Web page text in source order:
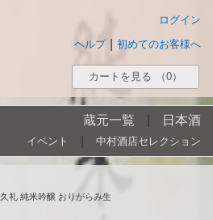
ログイン
初めてのお客様へ
ヘルプ
カートを見る （0）
蔵元一覧 日本酒
イベント 中村酒店セレクション
久礼 純米吟醸 おりがらみ生